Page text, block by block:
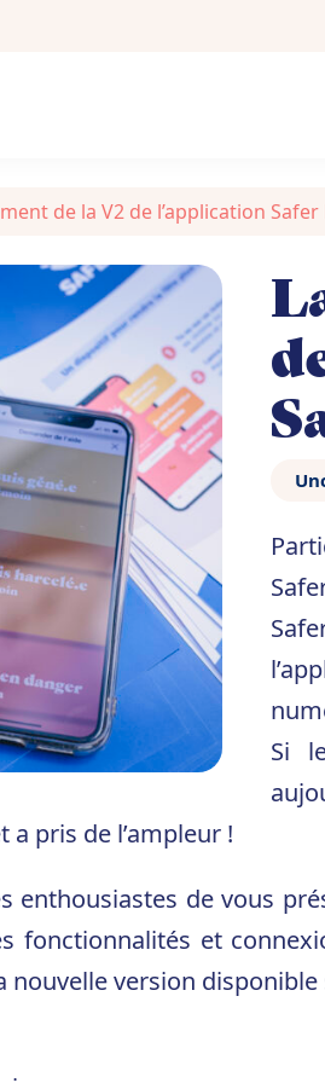
de la V2 de l’application Safer
Si
a pris de l’ampleur !
enthousiastes de vous
fonctionnalités et
nouvelle version